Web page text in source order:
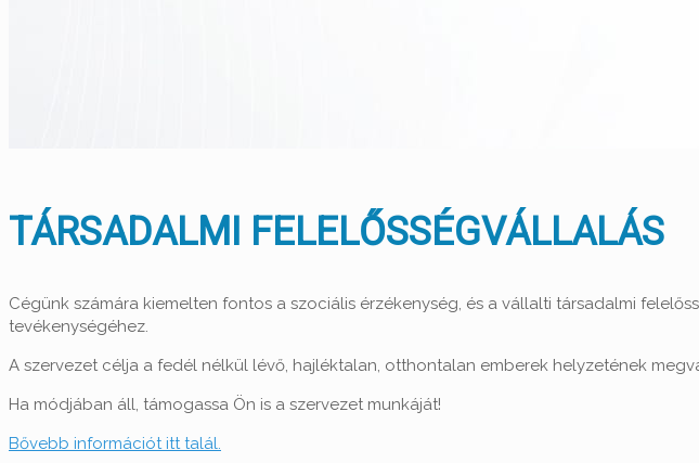
TÁRSADALMI FELELŐSSÉGVÁLLALÁS
Cégünk számára kiemelten fontos a szociális érzékenység, és a vállalti társadalmi
tevékenységéhez.
A szervezet célja a fedél nélkül lévő, hajléktalan, otthontalan emberek helyzetének
Ha módjában áll, támogassa Ön is a szervezet munkáját!
Bővebb információt itt talál.